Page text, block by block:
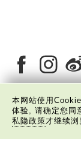
关于我们 版权
本网站使用
体验, 请确定您同
私隐政策才继续浏